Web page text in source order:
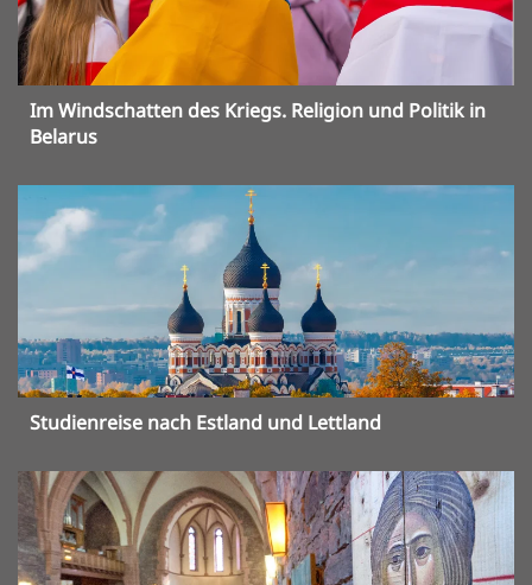
Im Windschatten des Kriegs. Religion und Politik in
Belarus
Studienreise nach Estland und Lettland